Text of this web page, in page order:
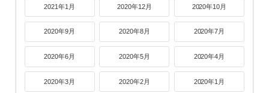
2021年1月 2020年12月 2020年10月
2020年9月 2020年8月 2020年7月
2020年6月 2020年5月 2020年4月
2020年3月 2020年2月 2020年1月